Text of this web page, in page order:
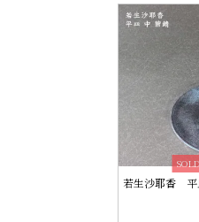
若生沙耶香 平